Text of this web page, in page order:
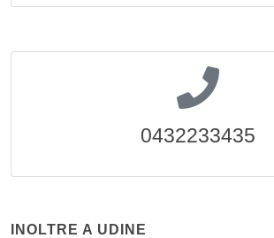
0432233435
INOLTRE A UDINE